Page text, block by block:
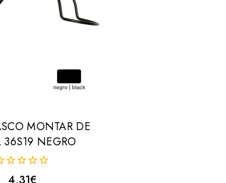
MONTAR DE
36S19 NEGRO
4,31€